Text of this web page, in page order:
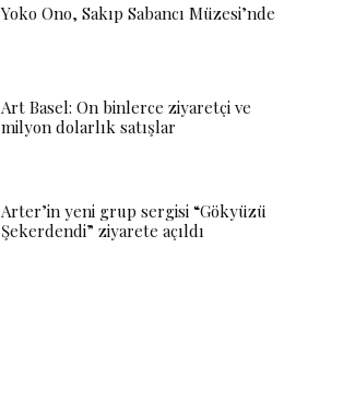
Yoko Ono, Sakıp Sabancı Müzesi’nde
Art Basel: On binlerce ziyaretçi ve
milyon dolarlık satışlar
Arter’in yeni grup sergisi “Gökyüzü
Şekerdendi” ziyarete açıldı